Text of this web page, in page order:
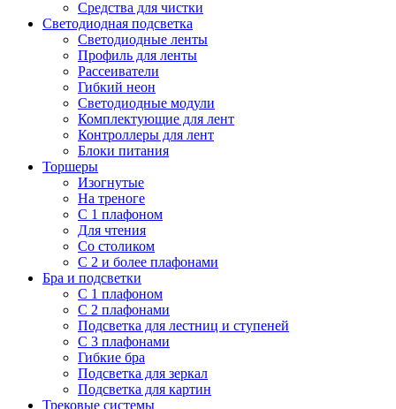
Средства для чистки
Светодиодная подсветка
Светодиодные ленты
Профиль для ленты
Рассеиватели
Гибкий неон
Светодиодные модули
Комплектующие для лент
Контроллеры для лент
Блоки питания
Торшеры
Изогнутые
На треноге
С 1 плафоном
Для чтения
Со столиком
С 2 и более плафонами
Бра и подсветки
С 1 плафоном
С 2 плафонами
Подсветка для лестниц и ступеней
С 3 плафонами
Гибкие бра
Подсветка для зеркал
Подсветка для картин
Трековые системы